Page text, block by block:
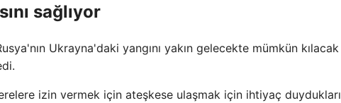
sağlıyor
Ukrayna'daki yangını yakın gelecekte mümkün kılacak
izin vermek için ateşkese ulaşmak için ihtiyaç duydukları